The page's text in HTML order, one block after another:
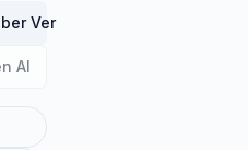
Ver
Al